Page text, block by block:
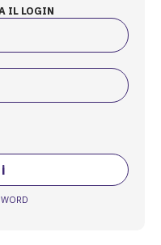
IL LOGIN